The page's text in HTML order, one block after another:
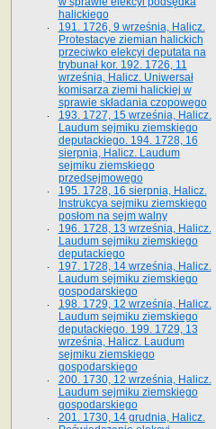
halickiego
191. 1726, 9 września, Halicz.
Protestacye ziemian halickich
przeciwko elekcyi deputata na
trybunał kor. 192. 1726, 11
września, Halicz. Uniwersał
komisarza ziemi halickiej w
sprawie składania czopowego
193. 1727, 15 września, Halicz.
Laudum sejmiku ziemskiego
deputackiego. 194. 1728, 16
sierpnia, Halicz. Laudum
sejmiku ziemskiego
przedsejmowego
195. 1728, 16 sierpnia, Halicz.
Instrukcya sejmiku ziemskiego
posłom na sejm walny
196. 1728, 13 września, Halicz.
Laudum sejmiku ziemskiego
deputackiego
197. 1728, 14 września, Halicz.
Laudum sejmiku ziemskiego
gospodarskiego
198. 1729, 12 września, Halicz.
Laudum sejmiku ziemskiego
deputackiego. 199. 1729, 13
września, Halicz. Laudum
sejmiku ziemskiego
gospodarskiego
200. 1730, 12 września, Halicz.
Laudum sejmiku ziemskiego
gospodarskiego
201. 1730, 14 grudnia, Halicz.